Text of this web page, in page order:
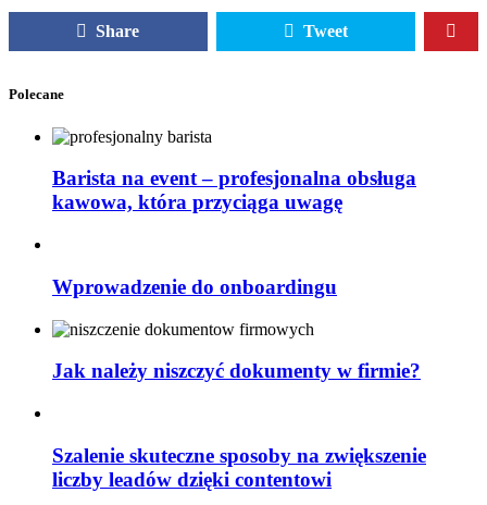
Share Tweet
Polecane
Barista na event – profesjonalna obsługa
kawowa, która przyciąga uwagę
Wprowadzenie do onboardingu
Jak należy niszczyć dokumenty w firmie?
Szalenie skuteczne sposoby na zwiększenie
liczby leadów dzięki contentowi